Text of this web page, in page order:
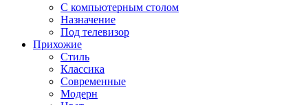
С компьютерным столом
Назначение
Под телевизор
Прихожие
Стиль
Классика
Современные
Модерн